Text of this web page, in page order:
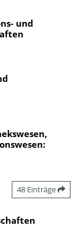
und
48 Einträge